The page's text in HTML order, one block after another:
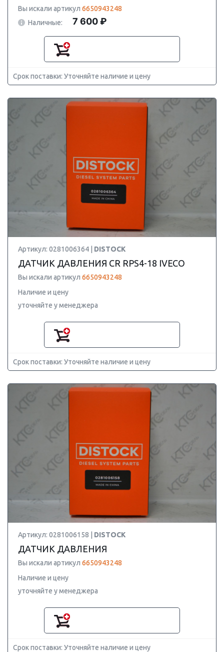
Вы искали артикул 6650943248
Наличные:
7 600 ₽
Срок поставки: Уточняйте наличие и цену
Артикул: 0281006364 | DISTOCK
ДАТЧИК ДАВЛЕНИЯ CR RPS4-18 IVECO
Вы искали артикул 6650943248
Наличие и цену
уточняйте у менеджера
Срок поставки: Уточняйте наличие и цену
Артикул: 0281006158 | DISTOCK
ДАТЧИК ДАВЛЕНИЯ
Вы искали артикул 6650943248
Наличие и цену
уточняйте у менеджера
Срок поставки: Уточняйте наличие и цену